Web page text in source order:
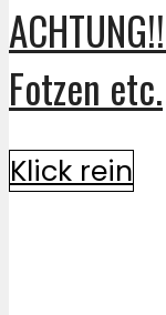
Fotzen etc.
Klick rein